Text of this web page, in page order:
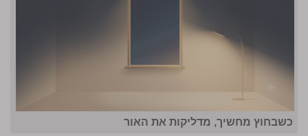
כשבחוץ מחשיך, מדליקות את האור